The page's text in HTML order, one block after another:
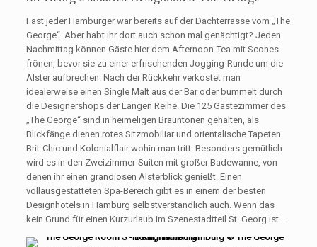
Fast jeder Hamburger war bereits auf der Dachterrasse vom „The
George“. Aber habt ihr dort auch schon mal genächtigt? Jeden
Nachmittag können Gäste hier dem Afternoon-Tea mit Scones
frönen, bevor sie zu einer erfrischenden Jogging-Runde um die
Alster aufbrechen. Nach der Rückkehr verkostet man
idealerweise einen Single Malt aus der Bar oder bummelt durch
die Designershops der Langen Reihe. Die 125 Gästezimmer des
„The George“ sind in heimeligen Brauntönen gehalten, als
Blickfänge dienen rotes Sitzmobiliar und orientalische Tapeten.
Brit-Chic und Kolonialflair wohin man tritt. Besonders gemütlich
wird es in den Zweizimmer-Suiten mit großer Badewanne, von
denen ihr einen grandiosen Alsterblick genießt. Einen
vollausgestatteten Spa-Bereich gibt es in einem der besten
Designhotels in Hamburg selbstverständlich auch. Wenn das
kein Grund für einen Kurzurlaub im Szenestadtteil St. Georg ist…